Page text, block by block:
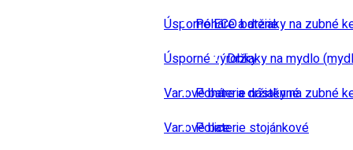
Úsporné ECO baterie
Úsporné výrobky
Vanové baterie nástěnné
Vanové baterie stojánkové
Poháre a držiaky na zubné
Držiaky na mydlo
Poháre a držiaky na zubné
Police